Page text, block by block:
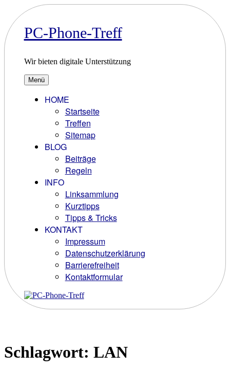
Inhalt
springenPC-Phone-Treff
Wir bieten digitale Unterstützung
Menü
HOME
Startseite
Treffen
Sitemap
BLOG
Beiträge
Regeln
INFO
Linksammlung
Kurztipps
Tipps & Tricks
KONTAKT
Impressum
Datenschutzerklärung
Barrierefreiheit
Kontaktformular
Schlagwort: LAN